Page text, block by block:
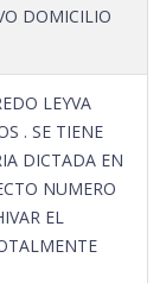
DOMICILIO
LEYVA
. SE TIENE
DICTADA EN
NUMERO
EL